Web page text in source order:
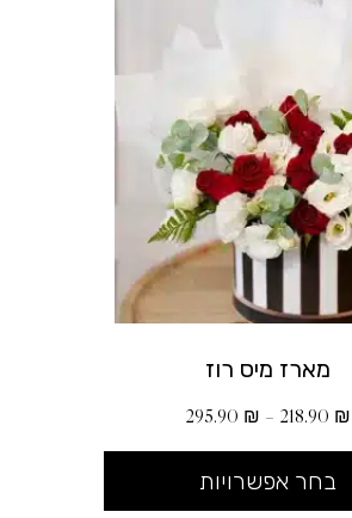
מארז מיס רוז
218.90 ₪
–
295.90 ₪
בחר אפשרויות